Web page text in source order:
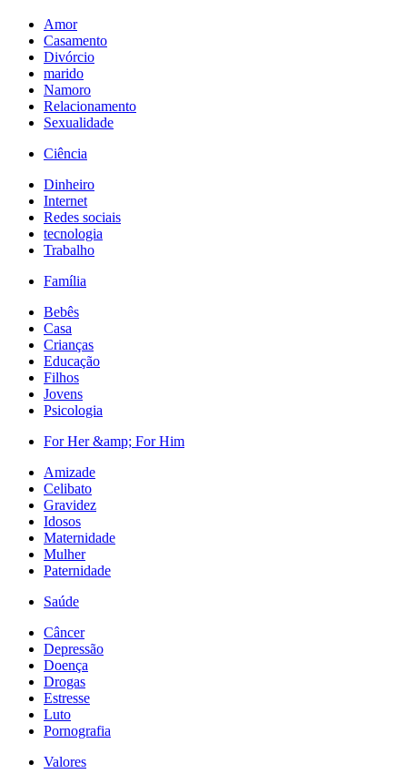
Amor
Casamento
Divórcio
marido
Namoro
Relacionamento
Sexualidade
Ciência
Dinheiro
Internet
Redes sociais
tecnologia
Trabalho
Família
Bebês
Casa
Crianças
Educação
Filhos
Jovens
Psicologia
For Her &amp; For Him
Amizade
Celibato
Gravidez
Idosos
Maternidade
Mulher
Paternidade
Saúde
Câncer
Depressão
Doença
Drogas
Estresse
Luto
Pornografia
Valores